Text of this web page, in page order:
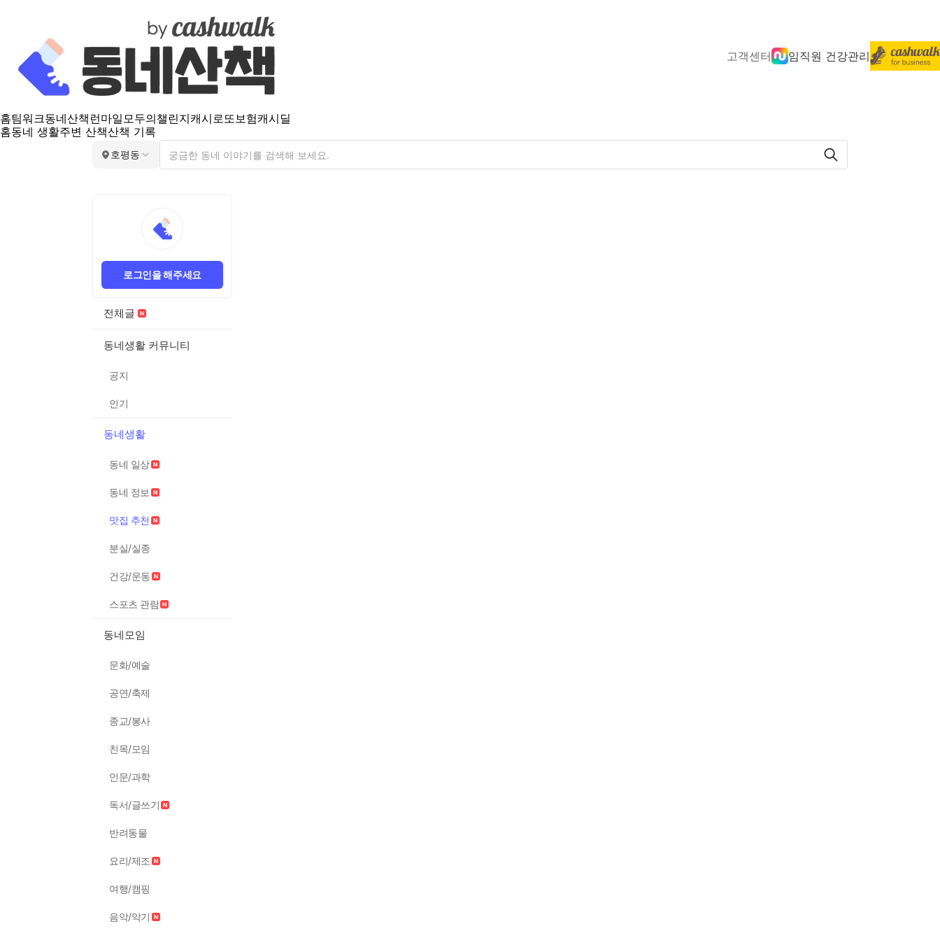
고객센터 임직원 건강관리
홈팀워크동네산책 런마일모두의챌린지캐시로또보험캐시딜
홈동네 생활주변 산책산책 기록
호평동
로그인을 해주세요
전체글
동네생활 커뮤니티
공지
인기
동네생활
동네 일상
동네 정보
맛집 추천
분실/실종
건강/운동
스포츠 관람
동네모임
문화/예술
공연/축제
종교/봉사
친목/모임
인문/과학
독서/글쓰기
반려동물
요리/제조
여행/캠핑
음악/악기